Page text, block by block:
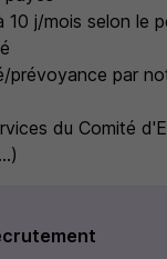
10 j/mois selon le
prévoyance par
du Comité